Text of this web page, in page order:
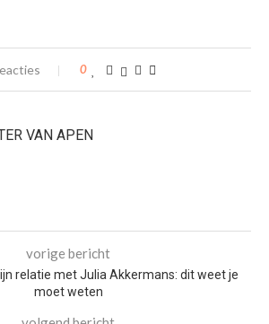
0
VAN APEN
vorige bericht
relatie met Julia Akkermans: dit weet je
moet weten